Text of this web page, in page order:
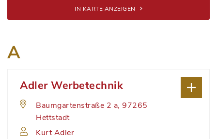
IN KARTE ANZEIGEN
A
Adler Werbetechnik
Baumgartenstraße 2 a, 97265
Hettstadt
Kurt Adler